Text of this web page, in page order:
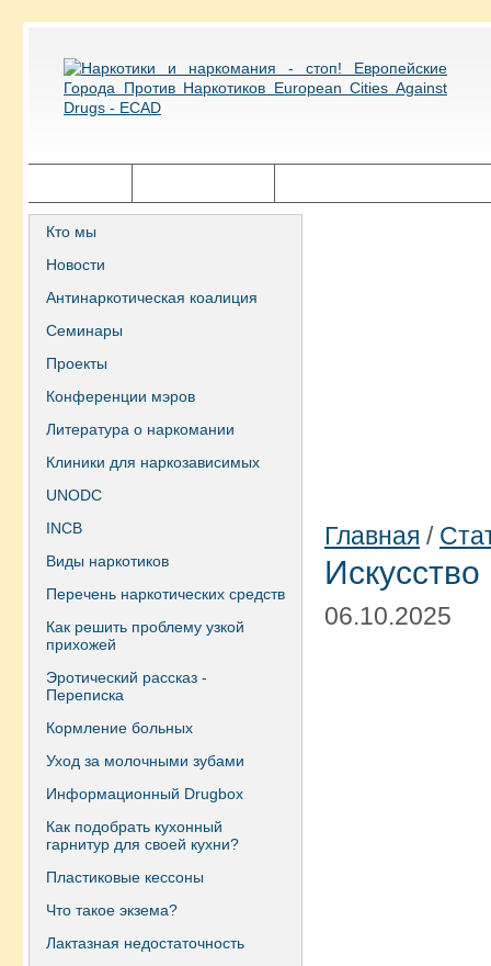
Кто мы
Новости
Антинаркотическая коалиция
Семинары
Проекты
Конференции мэров
Литература о наркомании
Клиники для наркозависимых
UNODC
INCB
Виды наркотиков
Перечень наркотических средств
Как решить проблему узкой
прихожей
Эротический рассказ -
Переписка
Кормление больных
Уход за молочными зубами
Информационный Drugbox
Как подобрать кухонный
гарнитур для своей кухни?
Пластиковые кессоны
Что такое экзема?
Лактазная недостаточность
Главная /
06.10.2025